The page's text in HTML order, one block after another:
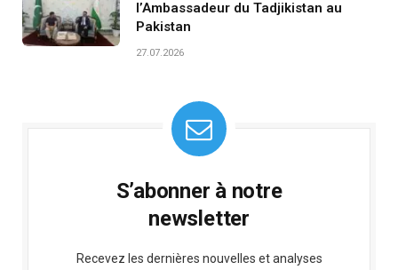
l’Ambassadeur du Tadjikistan au
Pakistan
27.07.2026
S’abonner à notre
newsletter
Recevez les dernières nouvelles et analyses